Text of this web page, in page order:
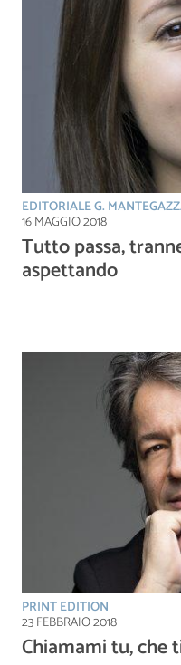
EDITORIALE G.
16 MAGGIO 2018
Tutto passa,
aspettando
PRINT EDITION
23 FEBBRAIO 2018
Chiamami tu, che